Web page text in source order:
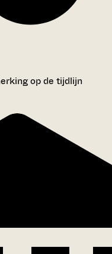
op de tijdlijn